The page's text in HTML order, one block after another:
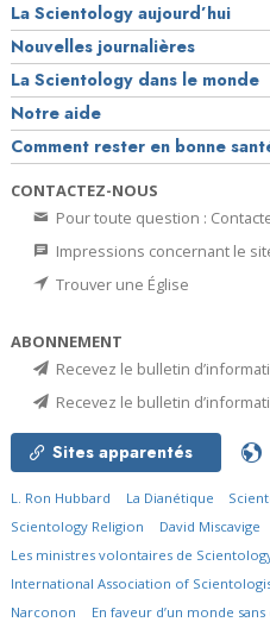
La Scientology aujourd’hui
Nouvelles journalières
La Scientology dans le monde
Notre aide
Comment rester en bonne
CONTACTEZ-NOUS
Pour toute question :
Impressions concernant le
Trouver une Église
ABONNEMENT
Recevez le bulletin
Recevez le bulletin
Sites apparentés
L. Ron Hubbard La Dianétique
Scientology Religion
David Miscavige
Les ministres volontaires de
International Association of
Narconon
En faveur d’un monde